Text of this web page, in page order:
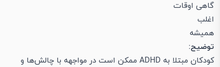
گاهی اوقات
اغلب
همیشه
توضیح:
کودکان مبتلا به ADHD ممکن است در مواجهه با چالش‌ها و